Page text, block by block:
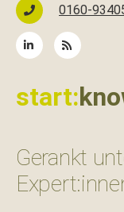
0160-
start:
Gerankt